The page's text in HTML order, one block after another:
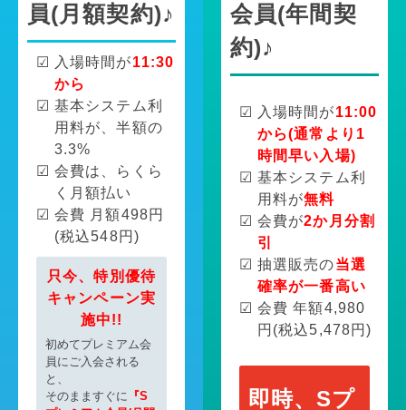
員(月額契約)♪
入場時間が11:30
から
基本システム利
用料が、半額の
3.3%
会費は、らくら
く月額払い
会費 月額498円
(税込548円)
只今、特別優待
キャンペーン実
施中!!
初めてプレミアム会
員にご入会される
と、
そのまますぐに 『S
会員(年間契
約)♪
入場時間が11:00
から(通常より1
時間早い入場)
基本システム利
用料が無料
会費が2か月分割
引
抽選販売の当選
確率が一番高い
会費 年額4,980
円(税込5,478円)
即時、Sプ